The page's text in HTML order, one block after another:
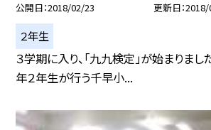
公開日 2018/02/23 更新日
２年生
３学期に入り、「九九検定」が始まりまし
年２年生が行う千早小...